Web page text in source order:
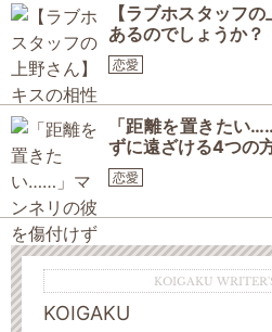
【ラブホスタッフ
あるのでしょうか？
恋愛
「距離を置きたい
ずに遠ざける4つの
恋愛
KOIGAKU
KOIGAKU